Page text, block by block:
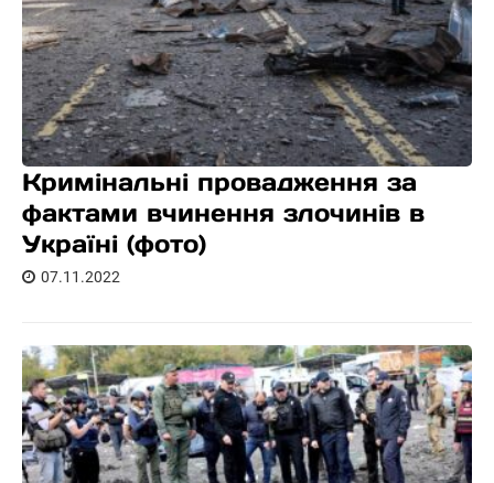
Кримінальні провадження за
фактами вчинення злочинів в
Україні (фото)
07.11.2022